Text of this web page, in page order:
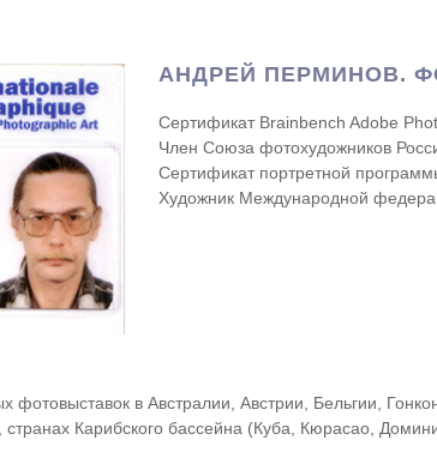
АНДРЕЙ ПЕРМИНОВ.
Сертификат Brainbench Adobe
Член Союза фотохудожников
Сертификат портретной
Художник Международной
фотовыставок в Австралии, Австрии, Бельгии,
Карибского бассейна (Куба, Кюрасао,